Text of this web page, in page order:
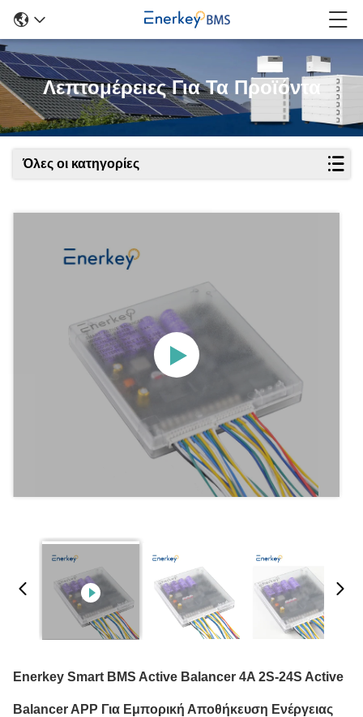
Λεπτομέρειες Για Τα Προϊόντα
Όλες οι κατηγορίες
Enerkey Smart BMS Active Balancer 4A 2S-24S Active
Balancer APP Για Εμπορική Αποθήκευση Ενέργειας